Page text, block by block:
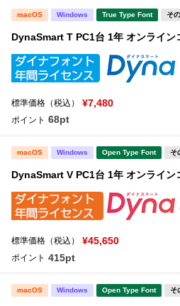
macOS Windows True Type Font そ
DynaSmart T PC1台 1年 オンライン
標準価格（税込） ¥7,480
ポイント 68pt
macOS Windows Open Type Font そ
DynaSmart V PC1台 1年 オンライン
標準価格（税込） ¥45,650
ポイント 415pt
macOS Windows Open Type Font そ